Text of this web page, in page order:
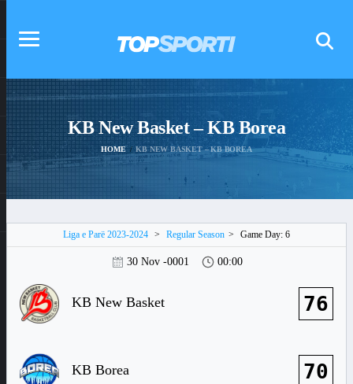
KB New Basket – KB Borea
HOME KB NEW BASKET – KB BOREA
Liga e Parë 2023-2024 > Regular Season > Game Day: 6
30 Nov -0001 00:00
KB New Basket 76
KB Borea 70